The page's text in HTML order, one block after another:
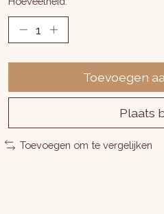
Toevoegen
Plaats
Toevoegen om te vergelijken